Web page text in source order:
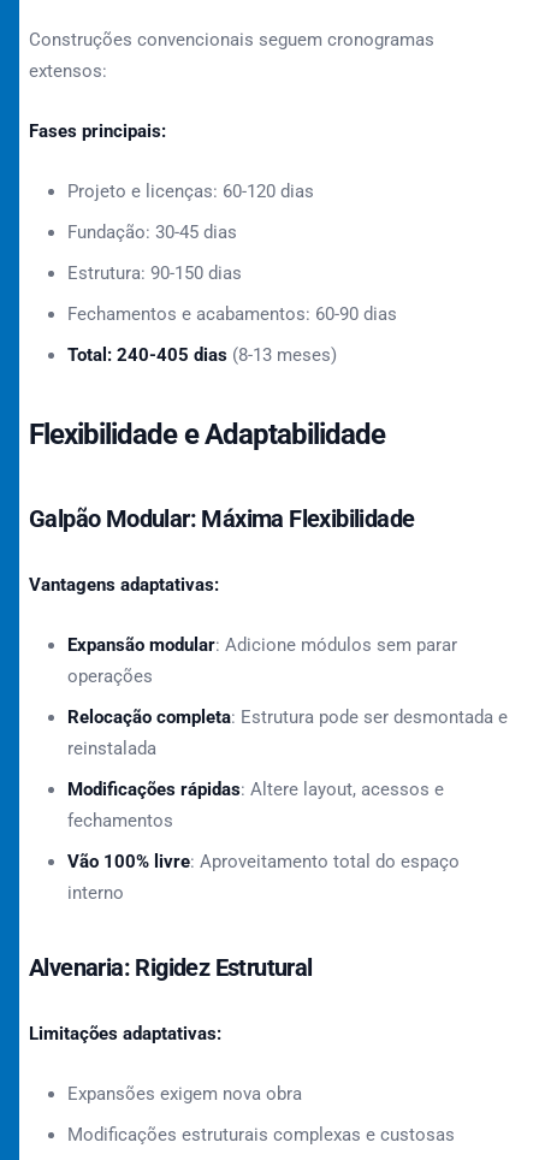
Construções convencionais seguem cronogramas
extensos:
Fases principais:
Projeto e licenças: 60-120 dias
Fundação: 30-45 dias
Estrutura: 90-150 dias
Fechamentos e acabamentos: 60-90 dias
Total: 240-405 dias (8-13 meses)
Flexibilidade e Adaptabilidade
Galpão Modular: Máxima Flexibilidade
Vantagens adaptativas:
Expansão modular: Adicione módulos sem parar
operações
Relocação completa: Estrutura pode ser desmontada e
reinstalada
Modificações rápidas: Altere layout, acessos e
fechamentos
Vão 100% livre: Aproveitamento total do espaço
interno
Alvenaria: Rigidez Estrutural
Limitações adaptativas:
Expansões exigem nova obra
Modificações estruturais complexas e custosas